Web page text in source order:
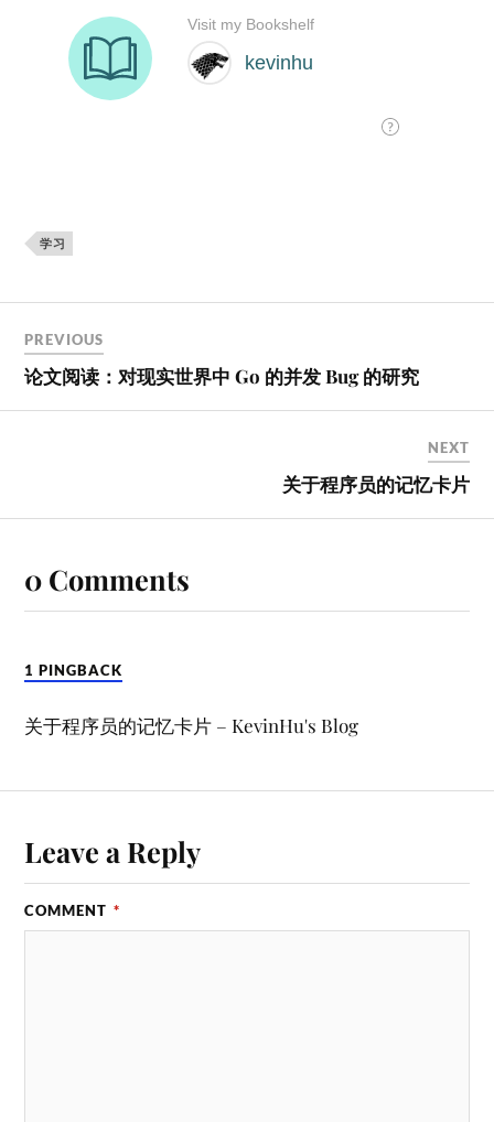
学习
PREVIOUS
论文阅读：对现实世界中 Go 的并发 Bug 的研究
NEXT
关于程序员的记忆卡片
0 Comments
1 PINGBACK
关于程序员的记忆卡片 – KevinHu's Blog
Leave a Reply
COMMENT *